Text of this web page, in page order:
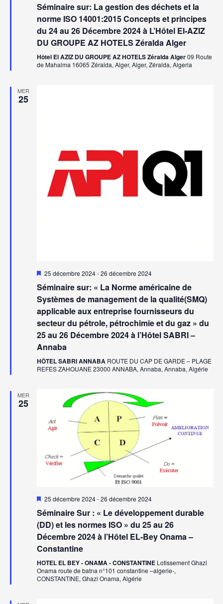
avant
Séminaire sur: La gestion des déchets et la
norme ISO 14001:2015 Concepts et principes
du 24 au 26 Décembre 2024 à L’Hôtel El-AZIZ
DU GROUPE AZ HOTELS Zéralda Alger
Hôtel El AZIZ DU GROUPE AZ HOTELS Zéralda Alger09 Route
de Mahalma 16065 Zéralda, Alger, Alger, Zéralda, Algeria
MER
25
Mis
avant
25 décembre 2024-26 décembre 2024
Séminaire sur: « La Norme américaine de
Systèmes de management de la qualité(SMQ)
applicable aux entreprise fournisseurs du
secteur du pétrole, pétrochimie et du gaz » du
25 au 26 Décembre 2024 à l’Hôtel SABRI –
Annaba
HÔTEL SABRI ANNABA ROUTE DU CAP DE GARDE – PLAGE
REFES ZAHOUANE 23000 ANNABA, Annaba, Annaba, Algérie
MER
25
Mis
avant
25 décembre 2024-26 décembre 2024
Séminaire Sur : « Le développement durable
(DD) et les normes ISO » du 25 au 26
Décembre 2024 à l’Hôtel EL-Bey Onama –
Constantine
HOTEL EL BEY - ONAMA - CONSTANTINE Lotissement Ghazi
Onama route de batna n°101 constantine –algerie-,
CONSTANTINE, Ghazi Onama, Algérie